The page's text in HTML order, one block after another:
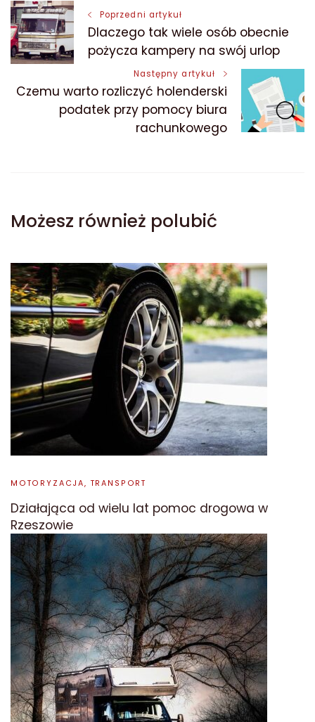
Nawigacja
wpisu
Poprzedni artykuł
Dlaczego tak wiele osób obecnie
pożycza kampery na swój urlop
Następny artykuł
Czemu warto rozliczyć holenderski
podatek przy pomocy biura
rachunkowego
Możesz również polubić
MOTORYZACJA, TRANSPORT
Działająca od wielu lat pomoc drogowa w
Rzeszowie